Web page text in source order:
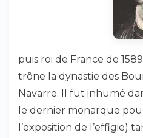
puis roi de France de
trône la dynastie des
Navarre. Il fut inhumé
le dernier monarque
l’exposition de l’effigie)